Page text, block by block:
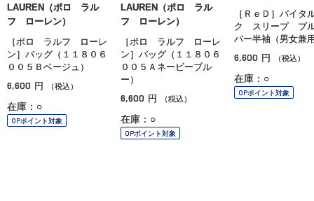
LAUREN（ポロ ラル
フ ローレン）
［ポロ ラルフ ローレ
ン］バッグ（１１８０６
００５Ｂベージュ）
6,600 円 （税込）
在庫：○
OPポイント対象
LAUREN（ポロ ラル
フ ローレン）
［ポロ ラルフ ローレ
ン］バッグ（１１８０６
００５Ａネービーブル
ー）
6,600 円 （税込）
在庫：○
OPポイント対象
［ＲｅＤ］バイタ
ク スリープ プ
バー半袖（男女兼
6,600 円 （税込）
在庫：○
OPポイント対象